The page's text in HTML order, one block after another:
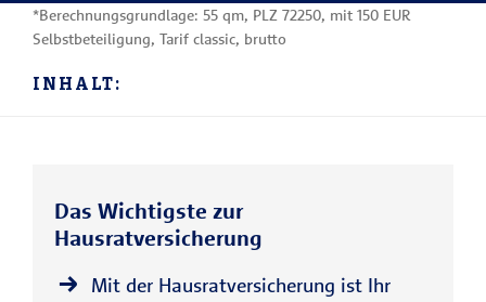
*Berechnungsgrundlage: 55 qm, PLZ 72250, mit 150 EUR
Selbstbeteiligung, Tarif classic, brutto
INHALT:
Das Wichtigste zur
Hausratversicherung
Mit der Hausratversicherung ist Ihr